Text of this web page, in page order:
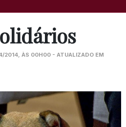
2014, ÀS 00H00 - ATUALIZADO EM